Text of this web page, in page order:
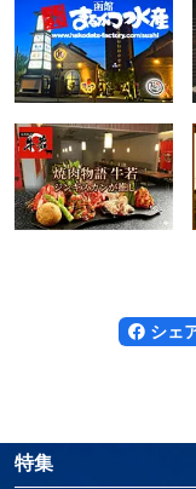
シェ
特集